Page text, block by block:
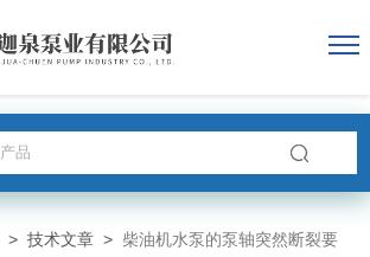
>技术文章 > 柴油机水泵的泵轴突然断裂要